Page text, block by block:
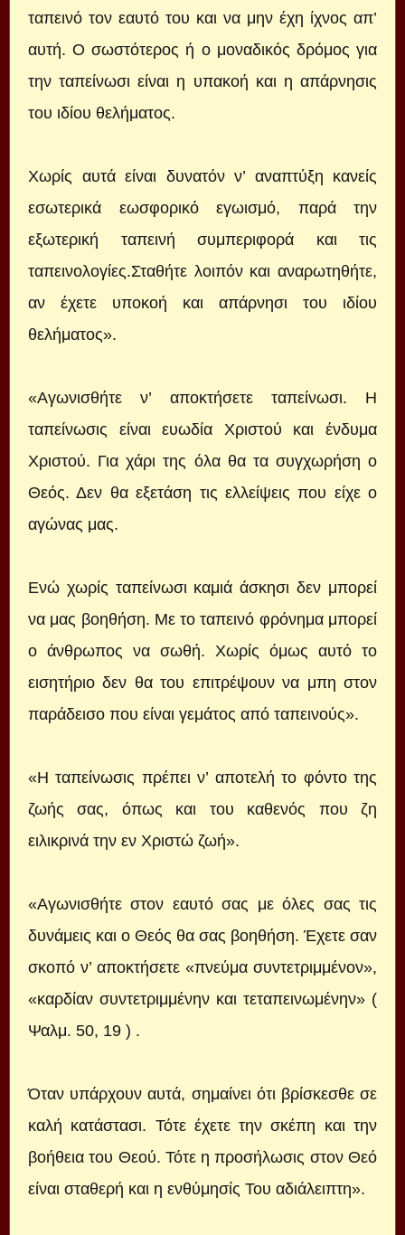
ταπεινό τον εαυτό του και να μην έχη ίχνος απ’
αυτή. Ο σωστότερος ή ο μοναδικός δρόμος για
την ταπείνωσι είναι η υπακοή και η απάρνησις
του ιδίου θελήματος.
Χωρίς αυτά είναι δυνατόν ν’ αναπτύξη κανείς
εσωτερικά εωσφορικό εγωισμό, παρά την
εξωτερική ταπεινή συμπεριφορά και τις
ταπεινολογίες.Σταθήτε λοιπόν και αναρωτηθήτε,
αν έχετε υποκοή και απάρνησι του ιδίου
θελήματος».
«Αγωνισθήτε ν’ αποκτήσετε ταπείνωσι. Η
ταπείνωσις είναι ευωδία Χριστού και ένδυμα
Χριστού. Για χάρι της όλα θα τα συγχωρήση ο
Θεός. Δεν θα εξετάση τις ελλείψεις που είχε ο
αγώνας μας.
Ενώ χωρίς ταπείνωσι καμιά άσκησι δεν μπορεί
να μας βοηθήση. Με το ταπεινό φρόνημα μπορεί
ο άνθρωπος να σωθή. Χωρίς όμως αυτό το
εισητήριο δεν θα του επιτρέψουν να μπη στον
παράδεισο που είναι γεμάτος από ταπεινούς».
«Η ταπείνωσις πρέπει ν’ αποτελή το φόντο της
ζωής σας, όπως και του καθενός που ζη
ειλικρινά την εν Χριστώ ζωή».
«Αγωνισθήτε στον εαυτό σας με όλες σας τις
δυνάμεις και ο Θεός θα σας βοηθήση. Έχετε σαν
σκοπό ν’ αποκτήσετε «πνεύμα συντετριμμένον»,
«καρδίαν συντετριμμένην και τεταπεινωμένην» (
Ψαλμ. 50, 19 ) .
Όταν υπάρχουν αυτά, σημαίνει ότι βρίσκεσθε σε
καλή κατάστασι. Τότε έχετε την σκέπη και την
βοήθεια του Θεού. Τότε η προσήλωσις στον Θεό
είναι σταθερή και η ενθύμησίς Του αδιάλειπτη».